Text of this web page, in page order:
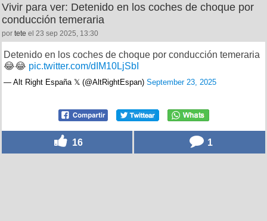
Vivir para ver: Detenido en los coches de choque por
conducción temeraria
por tete el 23 sep 2025, 13:30
Detenido en los coches de choque por conducción temeraria
😂😂 pic.twitter.com/dIM10LjSbI
— Alt Right España 𝕏 (@AltRightEspan) September 23, 2025
16 1